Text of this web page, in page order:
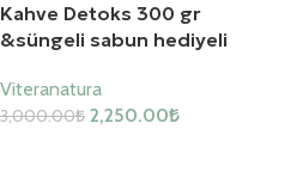
Kahve Detoks 300 gr
&süngeli sabun hediyeli
Viteranatura
3,000.00₺ 2,250.00₺